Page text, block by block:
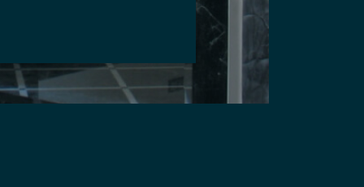
направляющие
кг движутся за счет
маятниковый механизм.